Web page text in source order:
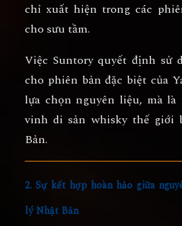
chỉ xuất hiện trong các
cho sưu tầm.
Việc Suntory quyết định sử
cho phiên bản đặc biệt của
lựa chọn nguyên liệu, mà là
vinh di sản whisky thế giới
Bản.
2. Sự kết hợp hoàn hảo giữa
lý Nhật Bản